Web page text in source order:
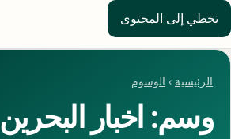
تخطي إلى المحتوى
حلول العالم
الرئيسية › الوسوم
وسم: اخبار البحرين